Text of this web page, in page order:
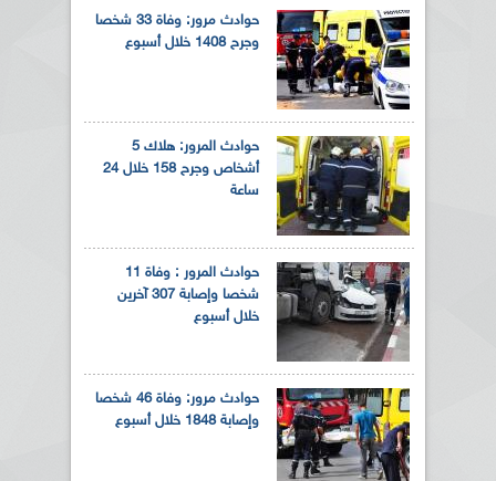
حوادث مرور: وفاة 33 شخصا
وجرح 1408 خلال أسبوع
حوادث المرور: هلاك 5
أشخاص وجرح 158 خلال 24
ساعة
حوادث المرور : وفاة 11
شخصا وإصابة 307 آخرين
خلال أسبوع
حوادث مرور: وفاة 46 شخصا
وإصابة 1848 خلال أسبوع